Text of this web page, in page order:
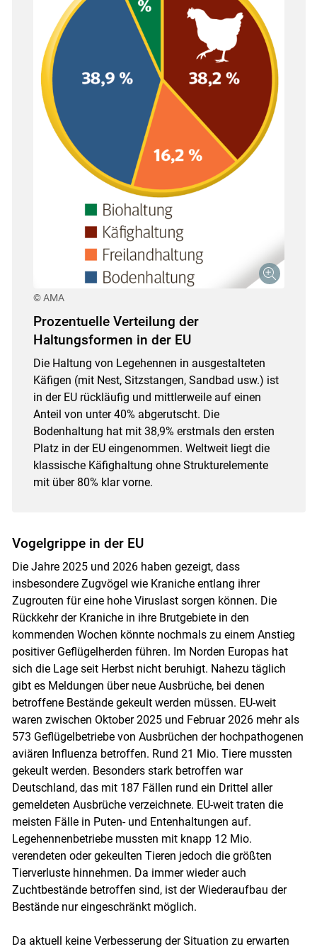
© AMA
Prozentuelle Verteilung der
Haltungsformen in der EU
Die Haltung von Legehennen in ausgestalteten
Käfigen (mit Nest, Sitzstangen, Sandbad usw.) ist
in der EU rückläufig und mittlerweile auf einen
Anteil von unter 40% abgerutscht. Die
Bodenhaltung hat mit 38,9% erstmals den ersten
Platz in der EU eingenommen. Weltweit liegt die
klassische Käfighaltung ohne Strukturelemente
mit über 80% klar vorne.
Vogelgrippe in der EU
Die Jahre 2025 und 2026 haben gezeigt, dass
insbesondere Zugvögel wie Kraniche entlang ihrer
Zugrouten für eine hohe Viruslast sorgen können. Die
Rückkehr der Kraniche in ihre Brutgebiete in den
kommenden Wochen könnte nochmals zu einem Anstieg
positiver Geflügelherden führen. Im Norden Europas hat
sich die Lage seit Herbst nicht beruhigt. Nahezu täglich
gibt es Meldungen über neue Ausbrüche, bei denen
betroffene Bestände gekeult werden müssen. EU-weit
waren zwischen Oktober 2025 und Februar 2026 mehr als
573 Geflügelbetriebe von Ausbrüchen der hochpathogenen
aviären Influenza betroffen. Rund 21 Mio. Tiere mussten
gekeult werden. Besonders stark betroffen war
Deutschland, das mit 187 Fällen rund ein Drittel aller
gemeldeten Ausbrüche verzeichnete. EU-weit traten die
meisten Fälle in Puten- und Entenhaltungen auf.
Legehennenbetriebe mussten mit knapp 12 Mio.
verendeten oder gekeulten Tieren jedoch die größten
Tierverluste hinnehmen. Da immer wieder auch
Zuchtbestände betroffen sind, ist der Wiederaufbau der
Bestände nur eingeschränkt möglich.
Da aktuell keine Verbesserung der Situation zu erwarten